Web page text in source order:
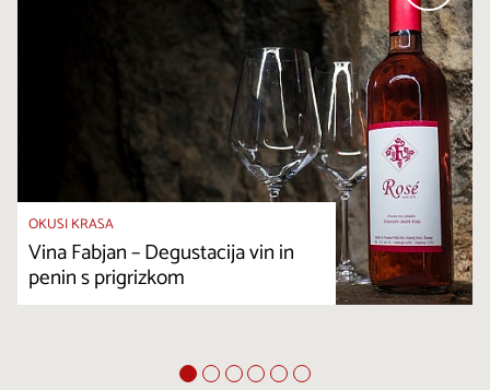
OKUSI KRASA
Vina Fabjan – Degustacija vin in
penin s prigrizkom